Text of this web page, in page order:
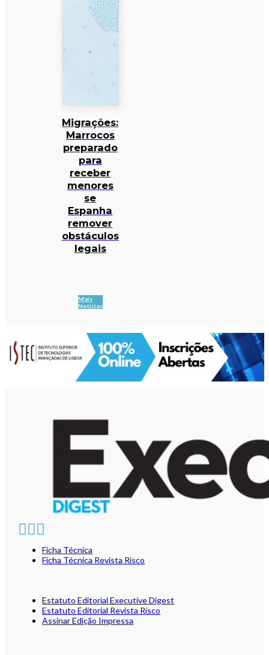
Migrações:
Marrocos
preparado
para
receber
menores
se
Espanha
remover
obstáculos
legais
Mais
Notícias
Ficha Técnica
Ficha Técnica Revista Risco
Estatuto Editorial Executive Digest
Estatuto Editorial Revista Risco
Assinar Edição Impressa